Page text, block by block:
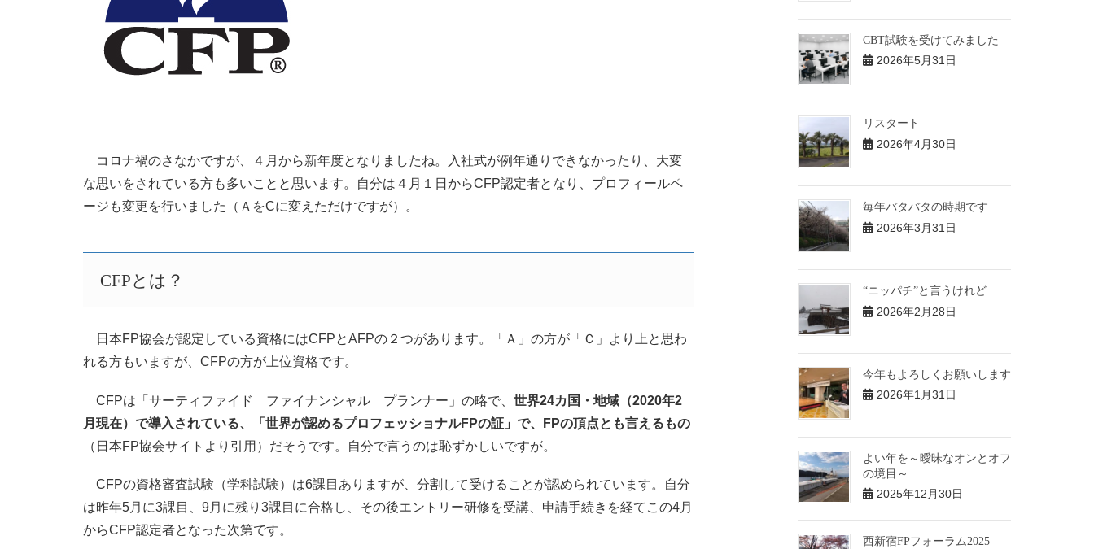
コロナ禍のさなかですが、４月から新年度となりましたね。入社式が例年通りできなかったり、大変
な思いをされている方も多いことと思います。自分は４月１日からCFP認定者となり、プロフィールペ
ージも変更を行いました（ＡをCに変えただけですが）。
CFPとは？
日本FP協会が認定している資格にはCFPとAFPの２つがあります。「Ａ」の方が「Ｃ」より上と思わ
れる方もいますが、CFPの方が上位資格です。
CFPは「サーティファイド ファイナンシャル プランナー」の略で、 世界24カ国・地域（2020年2
月現在）で導入されている、「世界が認めるプロフェッショナルFPの証」で、FPの頂点とも言えるもの
（日本FP協会サイトより引用）だそうです。自分で言うのは恥ずかしいですが。
CFPの資格審査試験（学科試験）は6課目ありますが、分割して受けることが認められています。自分
は昨年5月に3課目、9月に残り3課目に合格し、その後エントリー研修を受講、申請手続きを経てこの4月
からCFP認定者となった次第です。
CBT試験を受けてみました
2026年5月31日
リスタート
2026年4月30日
毎年バタバタの時期です
2026年3月31日
“ニッパチ”と言うけれど
2026年2月28日
今年もよろしくお願いします
2026年1月31日
よい年を～曖昧なオンとオフ
の境目～
2025年12月30日
西新宿FPフォーラム2025